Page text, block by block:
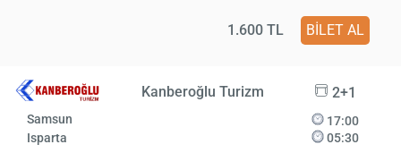
1.600 TL BİLET AL
Kanberoğlu Turizm 2+1
Samsun
Isparta
17:00
05:30